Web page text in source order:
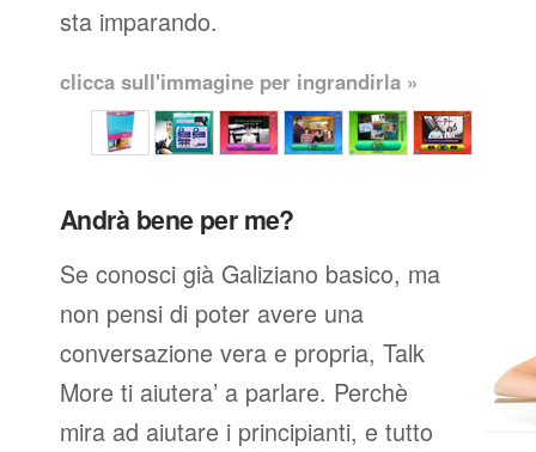
sta imparando.
clicca sull'immagine per ingrandirla »
Andrà bene per me?
Se conosci già Galiziano basico, ma
non pensi di poter avere una
conversazione vera e propria, Talk
More ti aiutera’ a parlare. Perchè
mira ad aiutare i principianti, e tutto